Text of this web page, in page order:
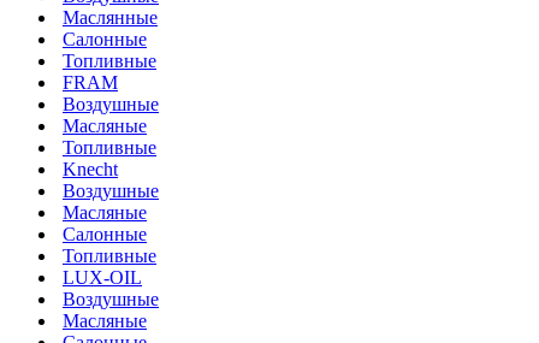
Маслянные
Салонные
Топливные
FRAM
Воздушные
Масляные
Топливные
Knecht
Воздушные
Масляные
Салонные
Топливные
LUX-OIL
Воздушные
Масляные